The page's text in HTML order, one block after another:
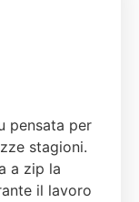
pensata per
stagioni.
a zip la
il lavoro